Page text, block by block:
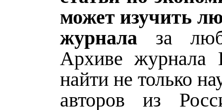
может изучить
журнала за
Архиве журнала
найти не только
авторов из